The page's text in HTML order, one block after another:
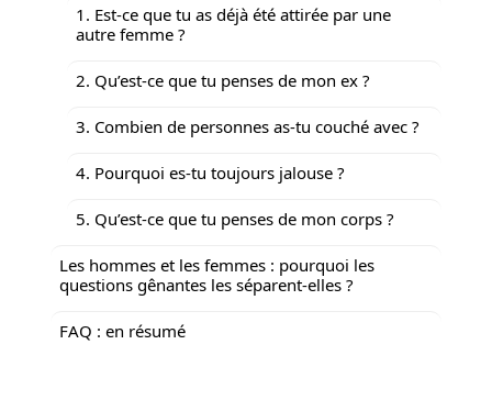
1. Est-ce que tu as déjà été attirée par une
autre femme ?
2. Qu’est-ce que tu penses de mon ex ?
3. Combien de personnes as-tu couché avec ?
4. Pourquoi es-tu toujours jalouse ?
5. Qu’est-ce que tu penses de mon corps ?
Les hommes et les femmes : pourquoi les
questions gênantes les séparent-elles ?
FAQ : en résumé